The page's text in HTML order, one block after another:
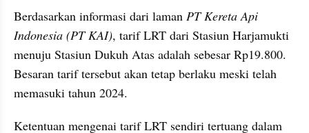
Berdasarkan informasi dari laman PT Kereta Api
Indonesia (PT KAI), tarif LRT dari Stasiun Harjamukti
menuju Stasiun Dukuh Atas adalah sebesar Rp19.800.
Besaran tarif tersebut akan tetap berlaku meski telah
memasuki tahun 2024.
Ketentuan mengenai tarif LRT sendiri tertuang dalam